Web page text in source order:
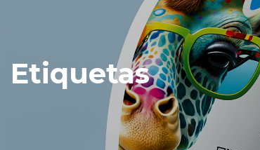
Etiquetas